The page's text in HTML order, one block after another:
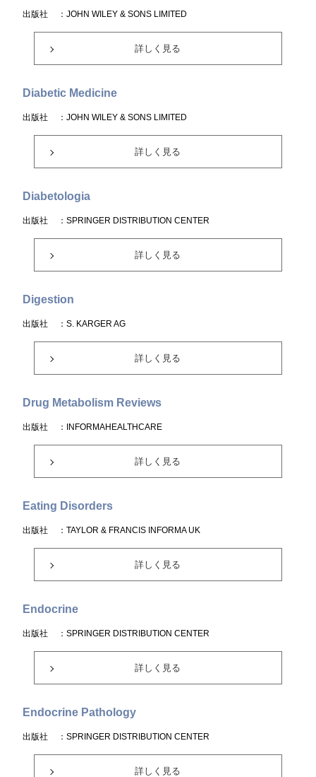
出版社 ：JOHN WILEY & SONS LIMITED
詳しく見る
Diabetic Medicine
出版社 ：JOHN WILEY & SONS LIMITED
詳しく見る
Diabetologia
出版社 ：SPRINGER DISTRIBUTION CENTER
詳しく見る
Digestion
出版社 ：S. KARGER AG
詳しく見る
Drug Metabolism Reviews
出版社 ：INFORMAHEALTHCARE
詳しく見る
Eating Disorders
出版社 ：TAYLOR & FRANCIS INFORMA UK
詳しく見る
Endocrine
出版社 ：SPRINGER DISTRIBUTION CENTER
詳しく見る
Endocrine Pathology
出版社 ：SPRINGER DISTRIBUTION CENTER
詳しく見る